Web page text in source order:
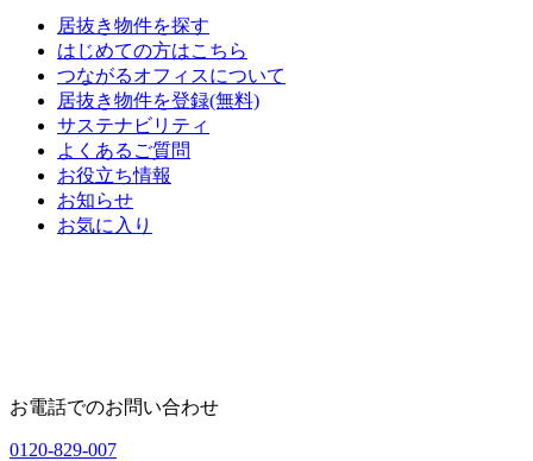
居抜き物件を探す
はじめての方はこちら
つながるオフィスについて
居抜き物件を登録(無料)
サステナビリティ
よくあるご質問
お役立ち情報
お知らせ
お気に入り
お電話でのお問い合わせ
0120-829-007